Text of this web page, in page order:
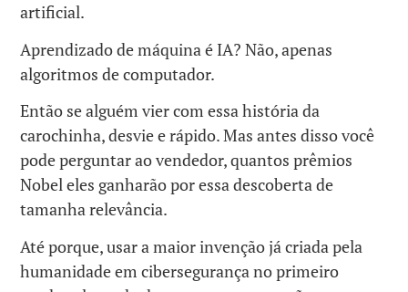
artificial.
Aprendizado de máquina é IA? Não, apenas
algoritmos de computador.
Então se alguém vier com essa história da
carochinha, desvie e rápido. Mas antes disso você
pode perguntar ao vendedor, quantos prêmios
Nobel eles ganharão por essa descoberta de
tamanha relevância.
Até porque, usar a maior invenção já criada pela
humanidade em cibersegurança no primeiro